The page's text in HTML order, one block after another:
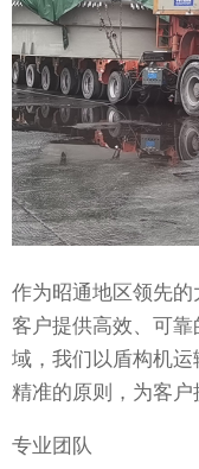
作为昭通地区领先
客户提供高效、可
域，我们以盾构机运
精准的原则，为客户
专业团队